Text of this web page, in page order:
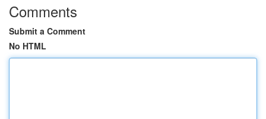
Comments
Submit a Comment
No HTML